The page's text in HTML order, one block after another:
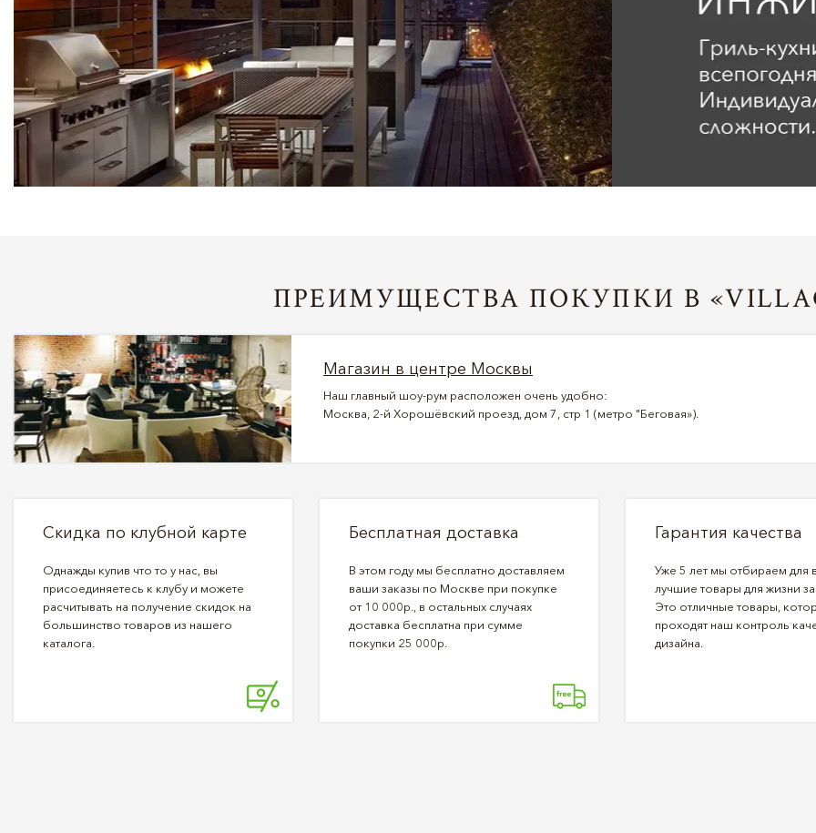
ПРЕИМУЩЕСТВА ПОКУПКИ В
Магазин в центре Москвы
Наш главный шоу-рум расположен очень удобно:
Москва, 2-й Хорошёвский проезд, дом 7, стр 1 (метро "Беговая»).
Скидка по клубной карте
Однажды купив что то у нас, вы
присоединяетесь к клубу и можете
расчитывать на получение скидок на
большинство товаров из нашего
каталога.
Бесплатная доставка
В этом году мы бесплатно доставляем
ваши заказы по Москве при покупке
от 10 000р., в остальных случаях
доставка бесплатна при сумме
покупки 25 000р.
Гарантия качества
Уже 5 лет мы отбираем для
лучшие товары для жизни
Это отличные товары,
проходят наш контроль
дизайна.